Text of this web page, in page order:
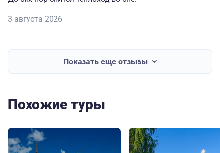
3 августа 2026
Показать еще отзывы
Похожие туры